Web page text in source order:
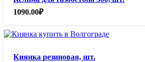
1090.00₽
Киянка резиновая, шт.